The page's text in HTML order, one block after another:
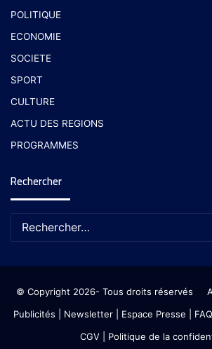
POLITIQUE
ECONOMIE
SOCIETE
SPORT
CULTURE
ACTU DES REGIONS
PROGRAMMES
Rechercher
© Copyright 2026- Tous droits réservés
Publicités
Newsletter| Espace Presse | FAQ
CGV| Politique de la